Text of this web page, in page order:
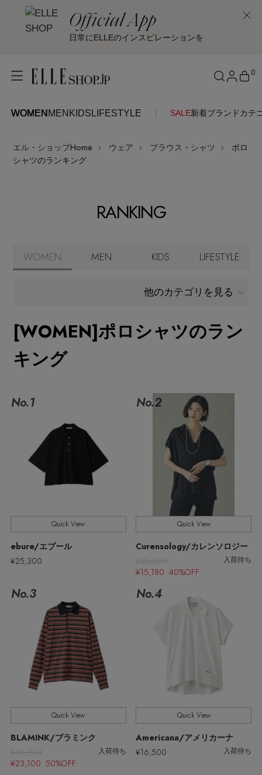
Official App
日常にELLEのインスピレーションを
WOMEN MEN KIDS LIFESTYLE SALE新着ブランド カテ
0
WOMENMENKIDSLIFESTYLE
ITEMS
ブランド
最旬！トレンドワード
【予約】新作ウェアをチェック
【Tシャツ】デイリーに活躍
【日傘】完全遮光・軽量傘
【リネン】涼しい夏素材
【CFCL】注目のPOP-UP
【レース】上品な透け感
【雨の日】急な雨対策グッズ
【限定】ここでしか買えないアイテム
【ペプラム】トレンドシルエット
『ELLE』最新号掲載
アイテム一覧
SALE
ウェア
すべてのウェア
ブラウス・シャツ
カットソー・Tシャツ
ワンピース・チュニック
パンツ
スカート
シューズ
すべてのシューズ
サンダル
パンプス
フラットシューズ
バッグ・財布
すべてのバッグ・財布
カゴバッグ
トートバッグ
ハンドバッグ
ファッション小物
すべてのファッション小物
ストール・マフラー・ケープ
ヘアアクセサリー
アクセサリー
すべてのアクセサリー
ピアス・イヤリング
ネックレス
ランジェリー
すべてのランジェリー
スポーツ
すべてのスポーツ
いち早くお届けします。
ご登録はこちら
ご利用ガイド
カスタマーサポート
お知らせ
よくあるご質問
エル・ショップHome ウェア ブラウス・シャツ
ポロ
シャツのランキング
RANKING
WOMEN MEN KIDS LIFESTYLE
他のカテゴリを見る
[WOMEN]ポロシャツのラン
キング
No.1
Quick View
ebure/エブール
¥25,300
No.2
Quick View
Curensology/カレンソロジー
¥25,300
入荷待ち
¥15,180 40%OFF
No.3
Quick View
BLAMINK/ブラミンク
¥46,200
入荷待ち
¥23,100 50%OFF
No.4
Quick View
Americana/アメリカーナ
¥16,500
入荷待ち